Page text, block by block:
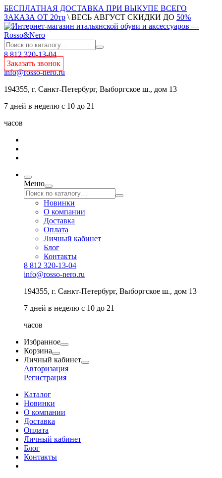
БЕСПЛАТНАЯ ДОСТАВКА ПРИ ВЫКУПЕ ВСЕГО
ЗАКАЗА ОТ 20тр \ ВЕСЬ АВГУСТ СКИДКИ ДО 50%
8 812 320-13-04
Заказать звонок
info@rosso-nero.ru
194355, г. Санкт-Петербург, Выборгское ш., дом 13
7 дней в неделю с 10 до 21
часов
Меню
Новинки
О компании
Доставка
Оплата
Личный кабинет
Блог
Контакты
8 812 320-13-04
info@rosso-nero.ru
194355, г. Санкт-Петербург, Выборгское ш., дом 13
7 дней в неделю с 10 до 21
часов
Избранное
Корзина
Личный кабинет
Авторизация
Регистрация
Каталог
Новинки
О компании
Доставка
Оплата
Личный кабинет
Блог
Контакты